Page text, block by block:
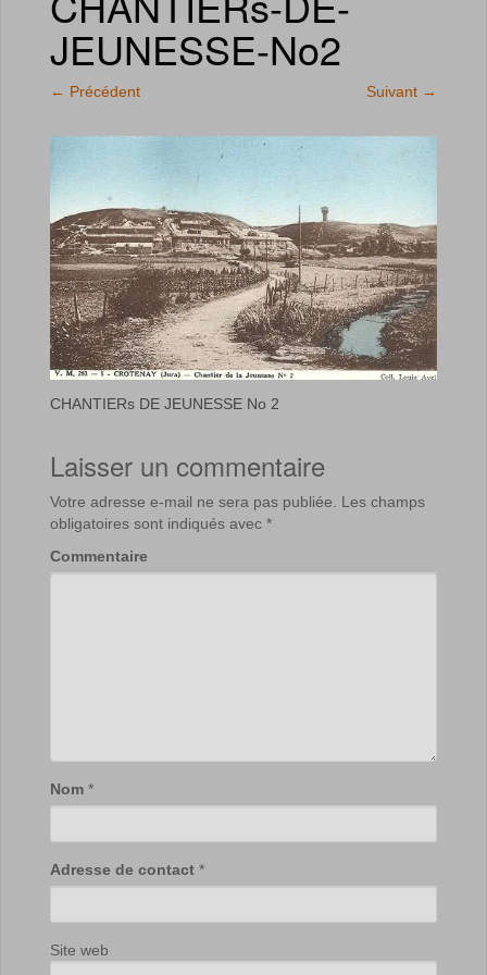
JEUNESSE-No2
← Précédent Suivant →
CHANTIERs DE JEUNESSE No 2
Laisser un commentaire
Votre adresse e-mail ne sera pas publiée.
Les champs
obligatoires sont indiqués avec *
Commentaire
Nom *
Adresse de contact *
Site web